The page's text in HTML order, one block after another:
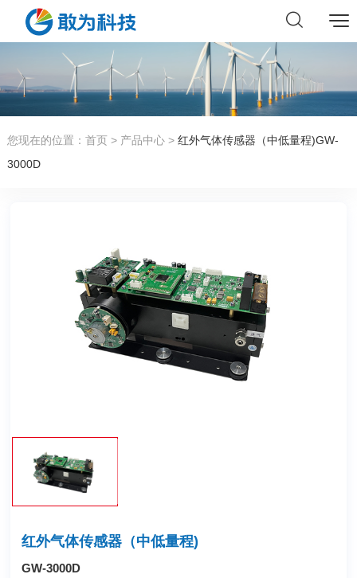
您现在的位置： 首页> 产品中心> 红外气体传感器（中低量程)GW-
3000D
红外气体传感器（中低量程)
GW-3000D